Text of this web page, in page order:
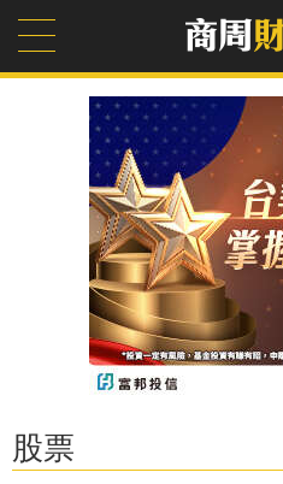
股票